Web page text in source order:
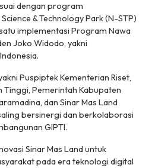
dengan program
& Technology Park (N-STP)
implementasi Program Nawa
Joko Widodo, yakni
Puspiptek Kementerian Riset,
Tinggi, Pemerintah Kabupaten
dan Sinar Mas Land
bersinergi dan berkolaborasi
GIPTI.
Sinar Mas Land untuk
pada era teknologi digital